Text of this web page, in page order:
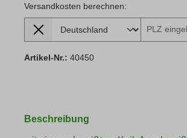
Versandkosten berechnen:
Lieferland
Versandkosten berechnen:
Artikel-Nr.: 40450
Beschreibung